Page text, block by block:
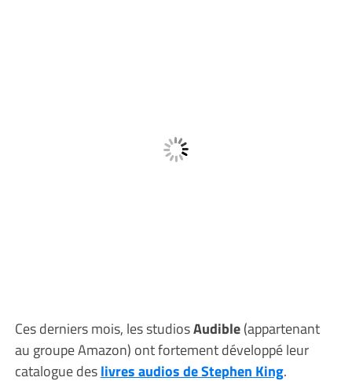
Ces derniers mois, les studiosAudible(appartenant
au groupe Amazon) ont fortement développé leur
catalogue deslivres audios de Stephen King.